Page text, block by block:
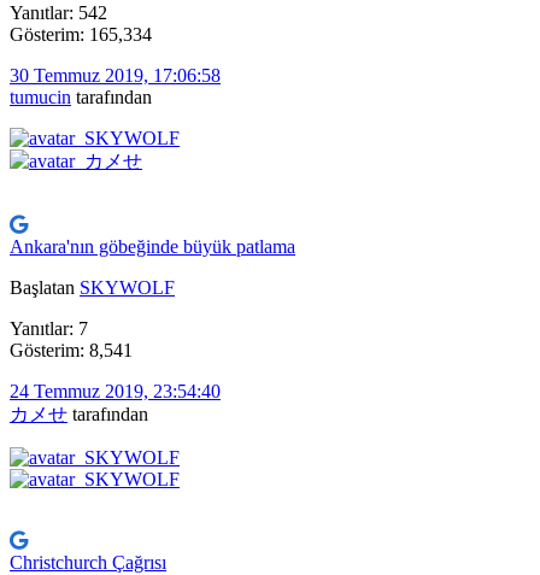
Yanıtlar: 542
Gösterim: 165,334
30 Temmuz 2019, 17:06:58
tumucin tarafından
Ankara'nın göbeğinde büyük patlama
Başlatan SKYWOLF
Yanıtlar: 7
Gösterim: 8,541
24 Temmuz 2019, 23:54:40
カメせ tarafından
Christchurch Çağrısı